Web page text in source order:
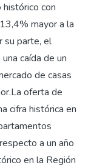
histórico con
mayor a la
su parte, el
caída de un
de casas
oferta de
cifra histórica en
a un año
en la Región